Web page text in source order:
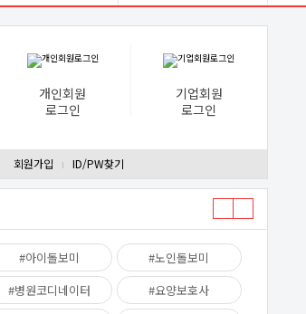
개인회원
로그인
기업회원
로그인
회원가입 ID/PW찾기
아이돌보미
노인돌보미
병원코디네이터
요양보호사